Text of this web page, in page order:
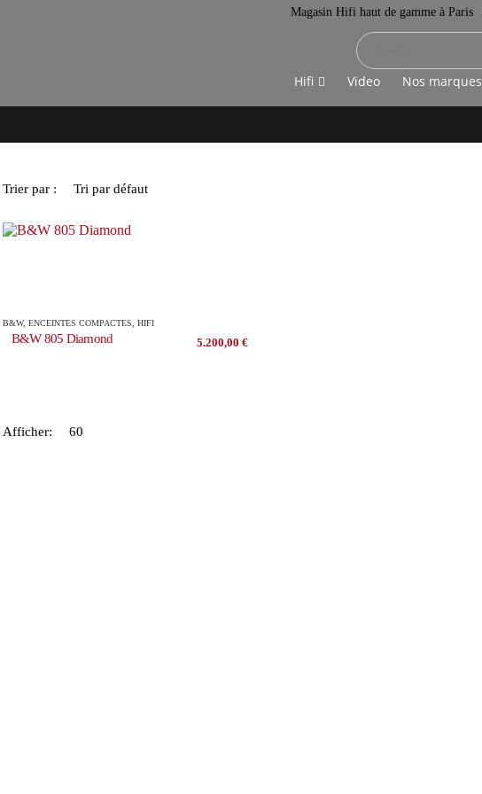
Magasin Hifi haut de gamme à Paris
Hifi Video Nos marques
Trier par :
B&W, ENCEINTES COMPACTES HIFI
B&W 805 Diamond 5.200,00 €
Afficher: